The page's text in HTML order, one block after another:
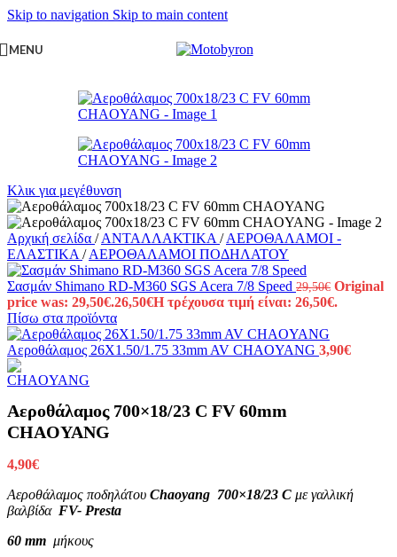
Skip to navigation Skip to main content
MENU
Κλικ για μεγέθυνση
Αρχική σελίδα / ΑΝΤΑΛΛΑΚΤΙΚΑ / ΑΕΡΟΘΑΛΑΜΟΙ -
ΕΛΑΣΤΙΚΑ / ΑΕΡΟΘΑΛΑΜΟΙ ΠΟΔΗΛΑΤΟΥ
Σασμάν Shimano RD-M360 SGS Acera 7/8 Speed 29,50€ Original
price was: 29,50€.26,50€Η τρέχουσα τιμή είναι: 26,50€.
Πίσω στα προϊόντα
Αεροθάλαμος 26X1.50/1.75 33mm AV CHAOYANG 3,90€
Αεροθάλαμος 700×18/23 C FV 60mm
CHAOYANG
4,90€
Αεροθάλαμος ποδηλάτου Chaoyang 700×18/23 C με γαλλική
βαλβίδα FV- Presta
60 mm μήκους